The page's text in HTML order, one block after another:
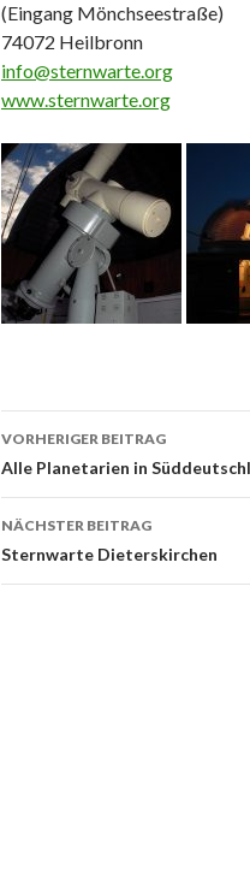
(Eingang
74072
info@sternwarte.org
www.sternwarte.org
Beitrags-
Navigation
VORHERIGER BEITRAG
Alle Planetarien in
NÄCHSTER BEITRAG
Sternwarte Dieterskirchen